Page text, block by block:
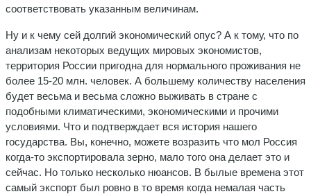
соответствовать указанным величинам.
Ну и к чему сей долгий экономический опус? А к тому, что по
анализам некоторых ведущих мировых экономистов,
территория России пригодна для нормального проживания не
более 15-20 млн. человек. А большему количеству населения
будет весьма и весьма сложно выживать в стране с
подобными климатическими, экономическими и прочими
условиями. Что и подтверждает вся история нашего
государства. Вы, конечно, можете возразить что мол Россия
когда-то экспортировала зерно, мало того она делает это и
сейчас. Но только несколько нюансов. В былые времена этот
самый экспорт был ровно в то время когда немалая часть